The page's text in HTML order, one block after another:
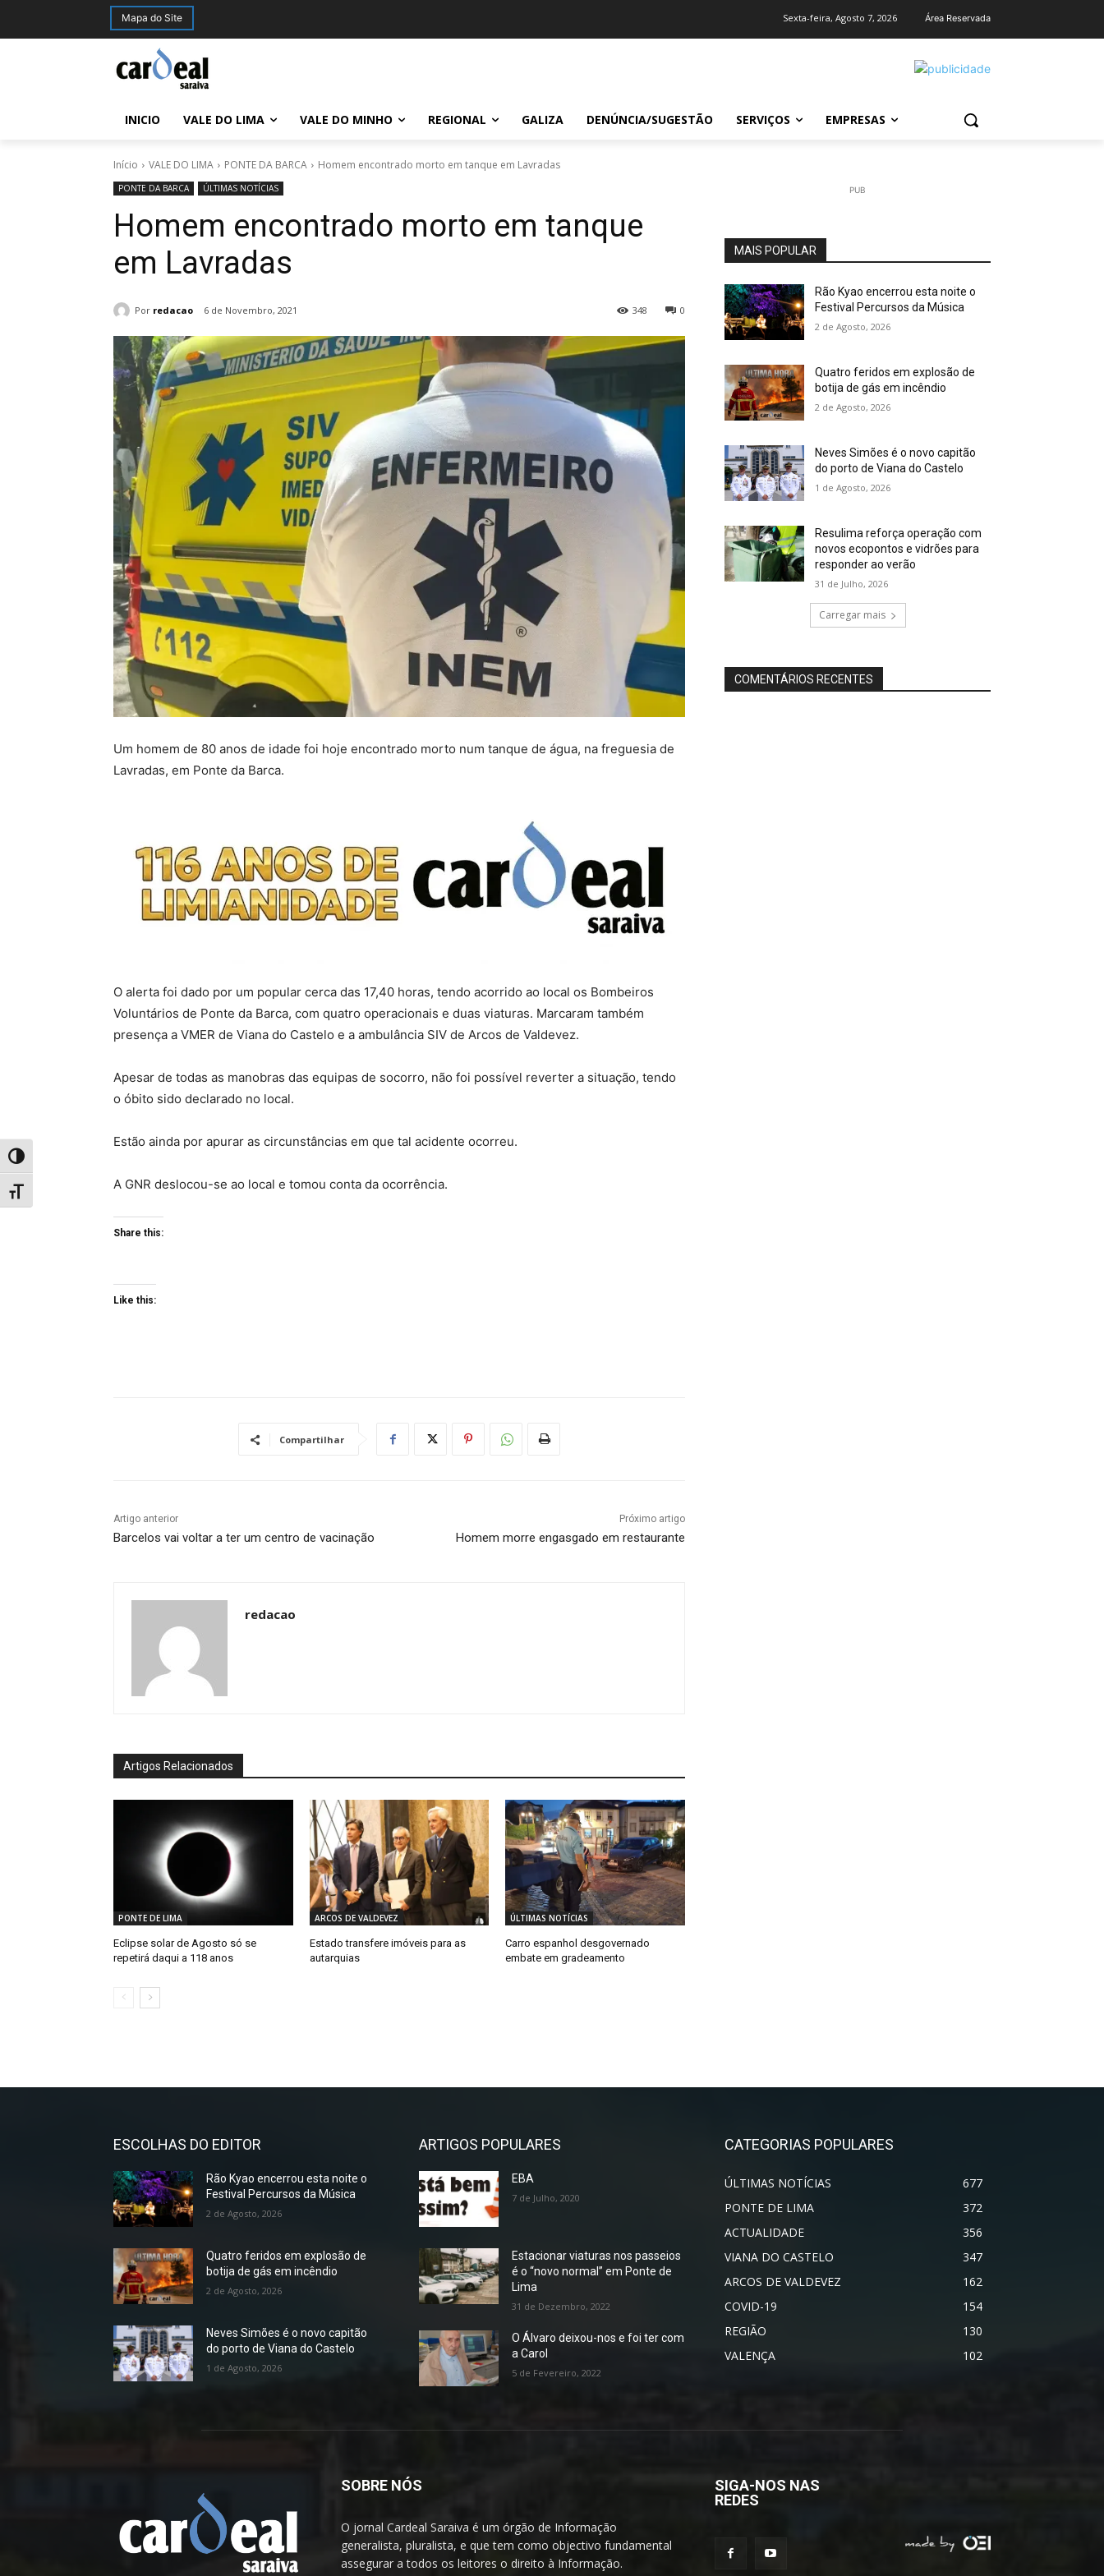
Toggle High Contrast
Toggle Font size
Mapa do Site Sexta-feira, Agosto 7, 2026 Área Reservada
INICIO VALE DO LIMA VALE DO MINHO REGIONAL GALIZA DENÚNCIA/SUGESTÃO SERVIÇOS EMPRESAS
Início VALE DO LIMA PONTE DA BARCA Homem encontrado morto em tanque em Lavradas
PONTE DA BARCA ÚLTIMAS NOTÍCIAS
Homem encontrado morto em tanque
em Lavradas
Por redacao 6 de Novembro, 2021 0
348
Um homem de 80 anos de idade foi hoje encontrado morto num tanque de água, na freguesia de
Lavradas, em Ponte da Barca.
O alerta foi dado por um popular cerca das 17,40 horas, tendo acorrido ao local os Bombeiros
Voluntários de Ponte da Barca, com quatro operacionais e duas viaturas. Marcaram também
presença a VMER de Viana do Castelo e a ambulância SIV de Arcos de Valdevez.
Apesar de todas as manobras das equipas de socorro, não foi possível reverter a situação, tendo
o óbito sido declarado no local.
Estão ainda por apurar as circunstâncias em que tal acidente ocorreu.
A GNR deslocou-se ao local e tomou conta da ocorrência.
Share this:
Like this:
Compartilhar
Artigo anterior
Barcelos vai voltar a ter um centro de vacinação
Próximo artigo
Homem morre engasgado em restaurante
redacao
Artigos Relacionados
PONTE DE LIMA
Eclipse solar de Agosto só se
repetirá daqui a 118 anos
ARCOS DE VALDEVEZ
Estado transfere imóveis para as
autarquias
ÚLTIMAS NOTÍCIAS
Carro espanhol desgovernado
embate em gradeamento
PUB
MAIS POPULAR
Rão Kyao encerrou esta noite o
Festival Percursos da Música
2 de Agosto, 2026
Quatro feridos em explosão de
botija de gás em incêndio
2 de Agosto, 2026
Neves Simões é o novo capitão
do porto de Viana do Castelo
1 de Agosto, 2026
Resulima reforça operação com
novos ecopontos e vidrões para
responder ao verão
31 de Julho, 2026
Carregar mais
COMENTÁRIOS RECENTES
ESCOLHAS DO EDITOR
Rão Kyao encerrou esta noite o
Festival Percursos da Música
2 de Agosto, 2026
Quatro feridos em explosão de
botija de gás em incêndio
2 de Agosto, 2026
Neves Simões é o novo capitão
do porto de Viana do Castelo
1 de Agosto, 2026
ARTIGOS POPULARES
EBA
7 de Julho, 2020
Estacionar viaturas nos passeios
é o “novo normal” em Ponte de
Lima
31 de Dezembro, 2022
O Álvaro deixou-nos e foi ter com
a Carol
5 de Fevereiro, 2022
CATEGORIAS POPULARES
ÚLTIMAS NOTÍCIAS
677
PONTE DE LIMA
372
ACTUALIDADE
356
VIANA DO CASTELO
347
ARCOS DE VALDEVEZ
162
COVID-19
154
REGIÃO
130
VALENÇA
102
SOBRE NÓS
O jornal Cardeal Saraiva é um órgão de Informação
generalista, pluralista, e que tem como objectivo fundamental
assegurar a todos os leitores o direito à Informação.
SIGA-NOS NAS
REDES